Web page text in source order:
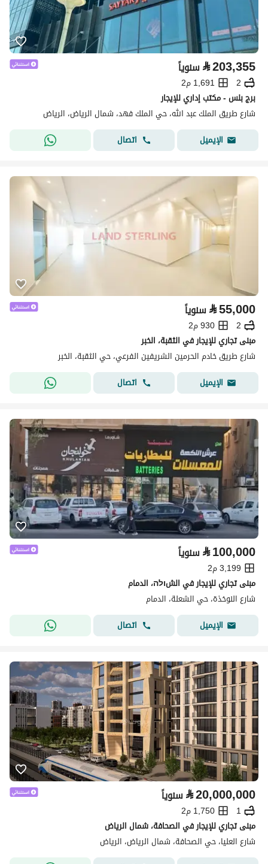
⃁203,355 سنوياً
2
1,691 م2
برج بلس - مكتب إداري للإيجار
شارع طريق الملك عبد الله، حي الملك فهد، شمال الرياض، الرياض
الإيميل
اتصال
⃁55,000 سنوياً
2
930 م2
مبنى تجاري للإيجار في الثقبة، الخبر
شارع طريق خادم الحرمين الشريفين الفرعي، حي الثقبة، الخبر
الإيميل
اتصال
⃁100,000 سنوياً
3,199 م2
مبنى تجاري للإيجار في الشולה، الدمام
شارع النوخذة، حي الشعلة، الدمام
الإيميل
اتصال
⃁20,000,000 سنوياً
1
1,750 م2
مبنى تجاري للإيجار في الصحافة، شمال الرياض
شارع العليا، حي الصحافة، شمال الرياض، الرياض